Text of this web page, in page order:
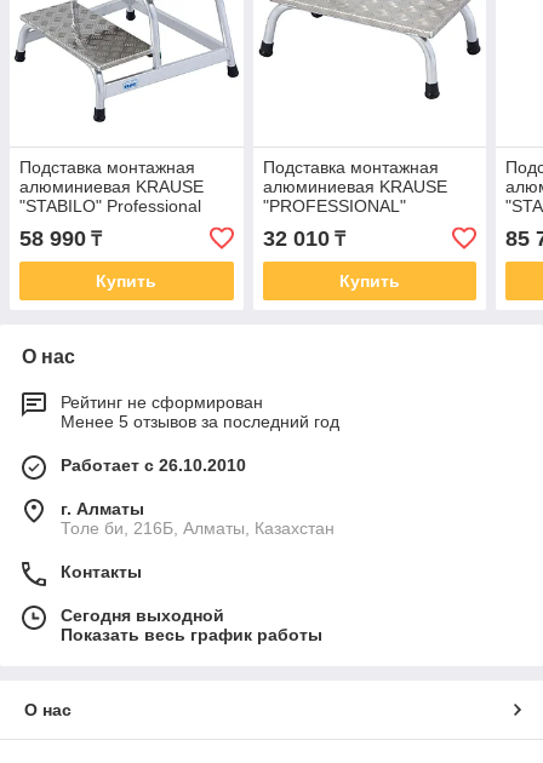
Подставка монтажная
алюминиевая KRAUSE
"STABILO" Professional
1х2 805027
58 990 ₸
Купить
Подставка монтажная
алюминиевая KRAUSE
"PROFESSIONAL"
STABILO 1х1 805010
32 010₸
Купить
85
О нас
Рейтинг не сформирован
Менее 5 отзывов за последний год
Работает с 26.10.2010
г. Алматы
Толе би, 216Б, Алматы, Казахстан
Контакты
Сегодня выходной
Показать весь график работы
О нас